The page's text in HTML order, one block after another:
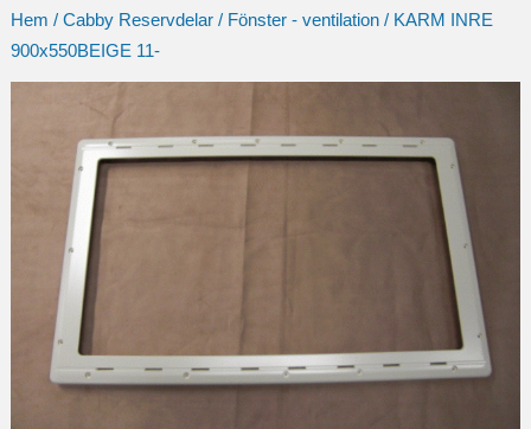
Hem / Cabby Reservdelar/ Fönster - ventilation/ KARM INRE
900x550BEIGE 11-